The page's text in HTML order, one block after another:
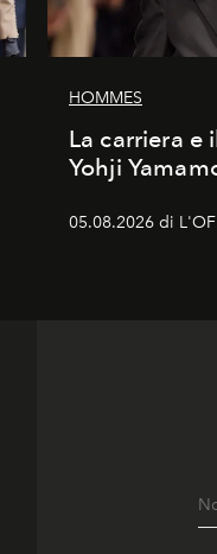
HOMMES
La carriera e
Yohji
05.08.2026 di